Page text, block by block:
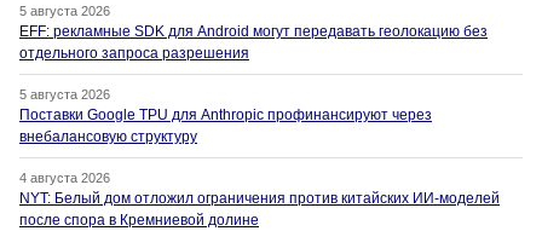
5 августа 2026
EFF: рекламные SDK для Android могут передавать геолокацию без
отдельного запроса разрешения
5 августа 2026
Поставки Google TPU для Anthropic профинансируют через
внебалансовую структуру
4 августа 2026
NYT: Белый дом отложил ограничения против китайских ИИ-моделей
после спора в Кремниевой долине